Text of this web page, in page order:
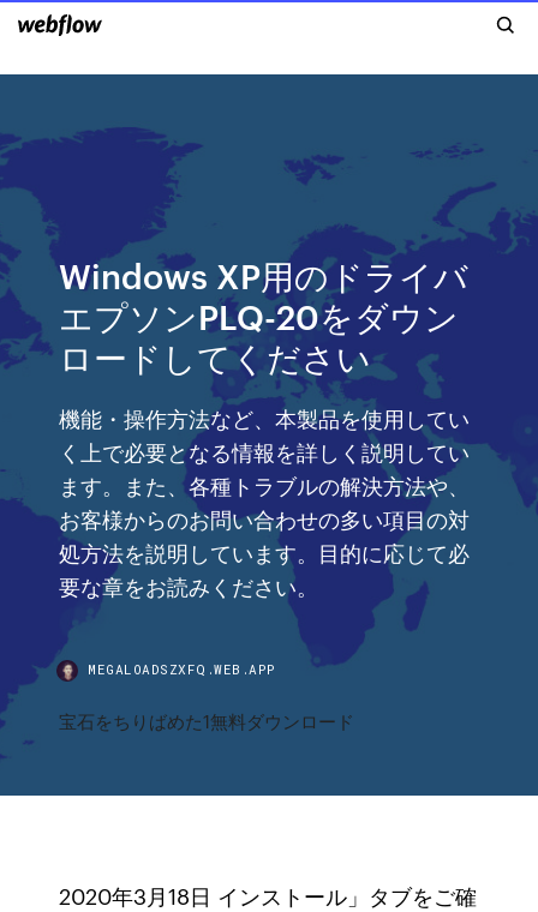
Windows XP用のドライバ
エプソンPLQ-20をダウン
ロードしてください
機能・操作方法など、本製品を使用してい
く上で必要となる情報を詳しく説明してい
ます。また、各種トラブルの解決方法や、
お客様からのお問い合わせの多い項目の対
処方法を説明しています。目的に応じて必
要な章をお読みください。
MEGALOADSZXFQ.WEB.APP
宝石をちりばめた1無料ダウンロード
2020年3月18日 インストール」タブをご確